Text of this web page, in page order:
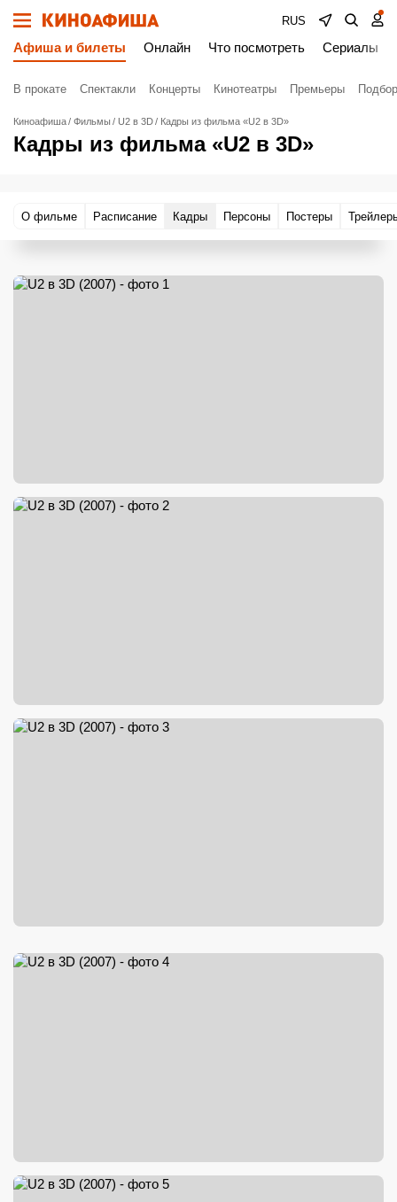
RUS
Афиша и билеты Онлайн Что посмотреть Сериалы
В прокате Спектакли Концерты Кинотеатры Премьеры
Киноафиша Фильмы U2 в 3D Кадры из фильма «U2 в 3D»
Кадры из фильма «U2 в 3D»
О фильме Расписание Кадры Персоны Постеры